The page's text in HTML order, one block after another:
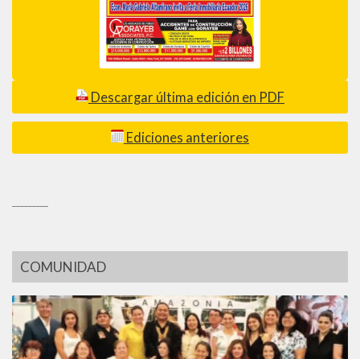
Descargar última edición en PDF
Ediciones anteriores
COMUNIDAD